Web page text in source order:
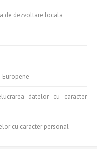
de dezvoltare locala
Europene
datelor cu caracter
cu caracter personal